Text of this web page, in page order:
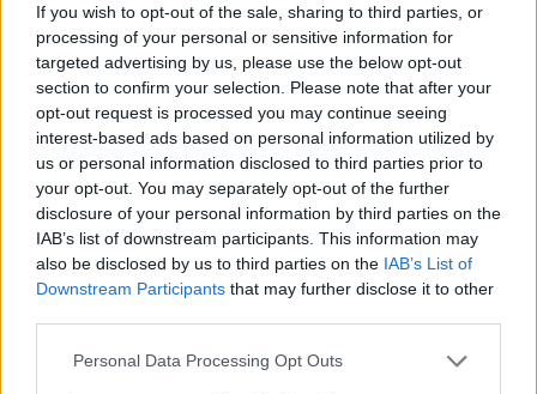
If you wish to opt-out of the sale, sharing to third parties, or
processing of your personal or sensitive information for
targeted advertising by us, please use the below opt-out
section to confirm your selection. Please note that after your
opt-out request is processed you may continue seeing
interest-based ads based on personal information utilized by
us or personal information disclosed to third parties prior to
your opt-out. You may separately opt-out of the further
disclosure of your personal information by third parties on the
IAB’s list of downstream participants. This information may
also be disclosed by us to third parties on the IAB’s List of
Downstream Participants that may further disclose it to other
Personal Data Processing Opt Outs
Ιουνίου. Η κυβέρνηση γνώριζε από την πρώτη ημέρα
πότε θα τελείωνε», πρόσθεσε.
[ΠΗΓΗ]
ΔΙΑΦΗΜΙΣΗ